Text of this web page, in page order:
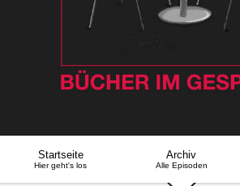
Startseite
Hier geht's los
Archiv
Alle Episoden